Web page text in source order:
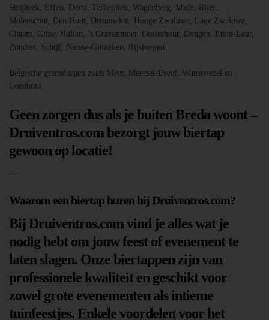
Strijbeek, Effen, Dorst, Terheijden, Wagenberg, Made, Rijen,
Molenschot, Den Hout, Drimmelen, Hooge Zwaluwe, Lage Zwaluwe,
Chaam, Gilze, Hulten, ’s Gravenmoer, Oosterhout, Dongen, Etten-Leur,
Zundert, Schijf, Nieuw-Ginneken, Rijsbergen
Belgische grensdorpen zoals Meer, Meersel-Dreef, Wuustwezel en
Loenhout
Geen zorgen dus als je buiten Breda woont –
Druiventros.com bezorgt jouw biertap
gewoon op locatie!
—
Waarom een biertap huren bij Druiventros.com?
Bij Druiventros.com vind je alles wat je
nodig hebt om jouw feest of evenement te
laten slagen. Onze biertappen zijn van
professionele kwaliteit en geschikt voor
zowel grote evenementen als intieme
tuinfeestjes. Enkele voordelen voor het